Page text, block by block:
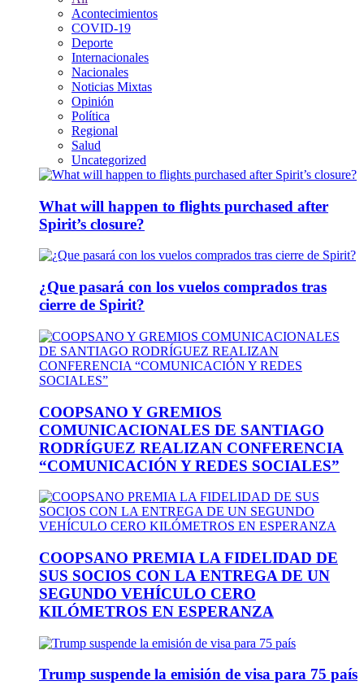
Acontecimientos
COVID-19
Deporte
Internacionales
Nacionales
Noticias Mixtas
Opinión
Política
Regional
Salud
Uncategorized
What will happen to flights purchased after
Spirit’s closure?
¿Que pasará con los vuelos comprados tras
cierre de Spirit?
COOPSANO Y GREMIOS
COMUNICACIONALES DE SANTIAGO
RODRÍGUEZ REALIZAN CONFERENCIA
“COMUNICACIÓN Y REDES SOCIALES”
COOPSANO PREMIA LA FIDELIDAD DE
SUS SOCIOS CON LA ENTREGA DE UN
SEGUNDO VEHÍCULO CERO
KILÓMETROS EN ESPERANZA
Trump suspende la emisión de visa para 75 país